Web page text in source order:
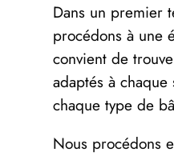
Dans un premier
procédons à une
convient de
adaptés à
chaque type de
Nous procédons